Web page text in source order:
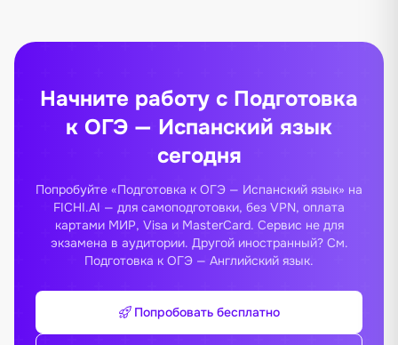
Начните работу с Подготовка
к ОГЭ — Испанский язык
сегодня
Попробуйте «Подготовка к ОГЭ — Испанский язык» на
FICHI.AI — для самоподготовки, без VPN, оплата
картами МИР, Visa и MasterCard. Сервис не для
экзамена в аудитории. Другой иностранный? См.
Подготовка к ОГЭ — Английский язык.
Попробовать бесплатно